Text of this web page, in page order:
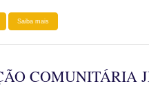
Saiba mais
COMUNITÁRIA